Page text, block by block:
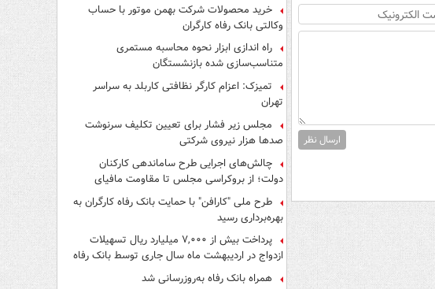
ارسال نظر
خرید محصولات شرکت بهمن موتور با حساب
وکالتی بانک رفاه کارگران
راه اندازی ابزار نحوه محاسبه مستمری
متناسب‌سازی شده بازنشستگان
تمیزک: اعزام کارگر نظافتی کاربلد به سراسر
تهران
مجلس زیر فشار برای تعیین تکلیف سرنوشت
صدها هزار نیروی شرکتی
چالش‌های اجرایی طرح ساماندهی کارکنان
دولت؛ از بروکراسی مجلس تا مقاومت مافیای
واسطه‌گری
طرح ملی "کارافن" با حمایت بانک رفاه کارگران به
بهره‌برداری رسید
پرداخت بیش از ۷,۰۰۰ میلیارد ریال تسهیلات
ازدواج در اردیبهشت ماه سال جاری توسط بانک رفاه
کارگران
همراه بانک رفاه به‌روزرسانی شد